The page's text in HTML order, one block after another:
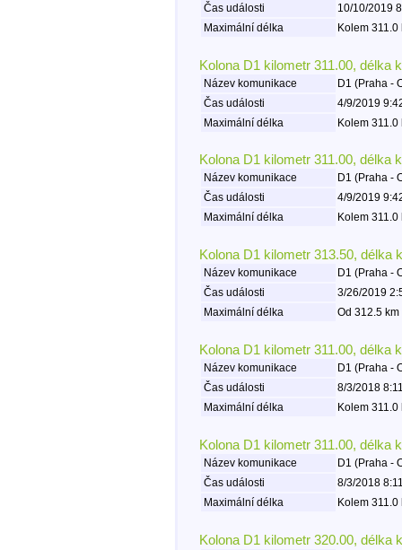
Čas události
10/10/2019
Maximální délka
Kolem 311.0
Kolona D1 kilometr 311.00, délka
Název komunikace
D1 (Praha -
Čas události
4/9/2019
Maximální délka
Kolem 311.0
Kolona D1 kilometr 311.00, délka
Název komunikace
D1 (Praha -
Čas události
4/9/2019
Maximální délka
Kolem
Kolona D1 kilometr 313.50, délka
Název komunikace
D1 (Praha -
Čas události
3/26/2019
Maximální délka
Od 312.5
Kolona D1 kilometr 311.00, délka
Název komunikace
D1 (Praha -
Čas události
8/3/2018
Maximální délka
Kolem
Kolona D1 kilometr 311.00, délka
Název komunikace
D1 (Praha -
Čas události
8/3/2018
Maximální délka
Kolem
Kolona D1 kilometr 320.00, délka